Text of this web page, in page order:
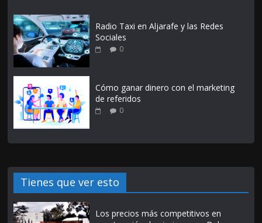
Radio Taxi en Aljarafe y las Redes
Sociales
0
Cómo ganar dinero con el marketing
de referidos
0
Tienes que ver esto
Los precios más competitivos en